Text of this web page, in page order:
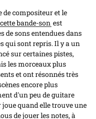
de compositeur et le
cette bande-son est
de sons entendues dans
qui sont repris. Il y a un
sur certaines pistes,
les morceaux plus
et ont résonnés très
encore plus
d'un peu de guitare
quand elle trouve une
de jouer les notes, à